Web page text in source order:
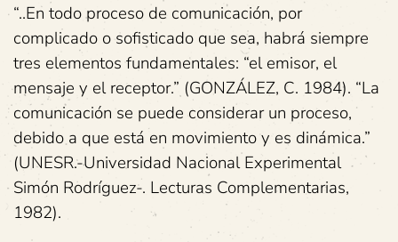
“..En todo proceso de comunicación, por
complicado o sofisticado que sea, habrá siempre
tres elementos fundamentales: “el emisor, el
mensaje y el receptor.” (GONZÁLEZ, C. 1984). “La
comunicación se puede considerar un proceso,
debido a que está en movimiento y es dinámica.”
(UNESR.-Universidad Nacional Experimental
Simón Rodríguez-. Lecturas Complementarias,
1982).